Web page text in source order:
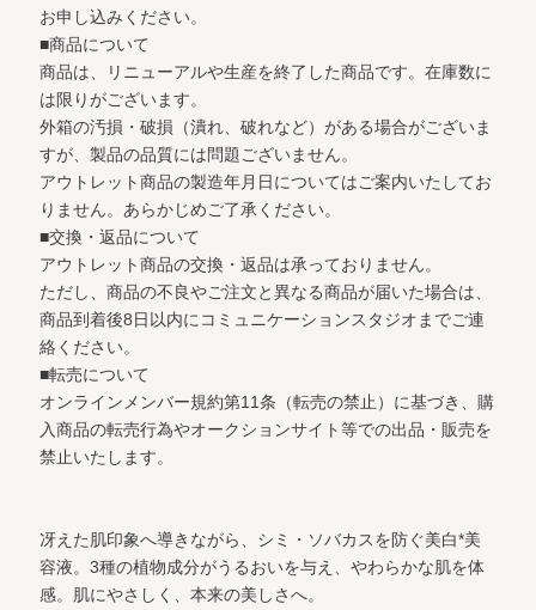
お申し込みください。
■商品について
商品は、リニューアルや生産を終了した商品です。在庫数に
は限りがございます。
外箱の汚損・破損（潰れ、破れなど）がある場合がございま
すが、製品の品質には問題ございません。
アウトレット商品の製造年月日についてはご案内いたしてお
りません。あらかじめご了承ください。
■交換・返品について
アウトレット商品の交換・返品は承っておりません。
ただし、商品の不良やご注文と異なる商品が届いた場合は、
商品到着後8日以内にコミュニケーションスタジオまでご連
絡ください。
■転売について
オンラインメンバー規約第11条（転売の禁止）に基づき、購
入商品の転売行為やオークションサイト等での出品・販売を
禁止いたします。
冴えた肌印象へ導きながら、シミ・ソバカスを防ぐ美白*美
容液。 3種の植物成分がうるおいを与え、やわらかな肌を体
感。 肌にやさしく、本来の美しさへ。